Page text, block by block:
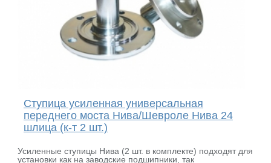
Ступица усиленная универсальная
переднего моста Нива/Шевроле Нива 24
шлица (к-т 2 шт.)
Усиленные ступицы Нива (2 шт. в комплекте) подходят для
установки как на заводские подшипники, так